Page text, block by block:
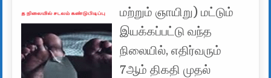
மற்றும் ஞாயிறு) மட்டும்
இயக்கப்பட்டு வந்த
நிலையில், எதிர்வரும்
7ஆம் திகதி முதல்